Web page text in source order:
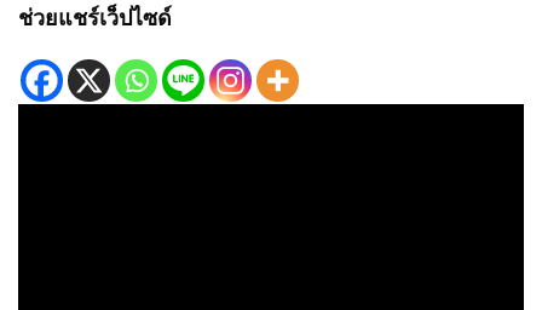
ช่วยแชร์เว็ปไซด์